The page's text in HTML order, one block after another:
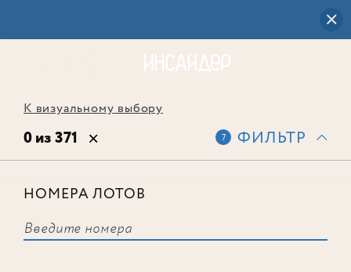
К визуальному выбору
0 из 371 7 ФИЛЬТР
НОМЕРА ЛОТОВ
соответствует ни одного лота